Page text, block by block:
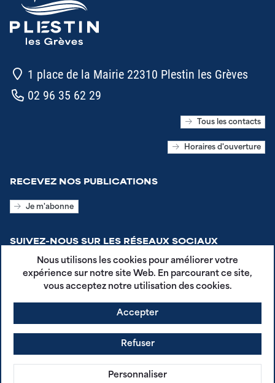
1 place de la Mairie 22310 Plestin les Grèves
02 96 35 62 29
Tous les contacts
Horaires d'ouverture
RECEVEZ NOS PUBLICATIONS
Je m'abonne
SUIVEZ-NOUS SUR LES RÉSEAUX SOCIAUX
Mentions légales
agdg.fr
Nous utilisons les cookies pour améliorer votre
expérience sur notre site Web. En parcourant ce site,
vous acceptez notre utilisation des cookies.
Accepter
Refuser
Personnaliser